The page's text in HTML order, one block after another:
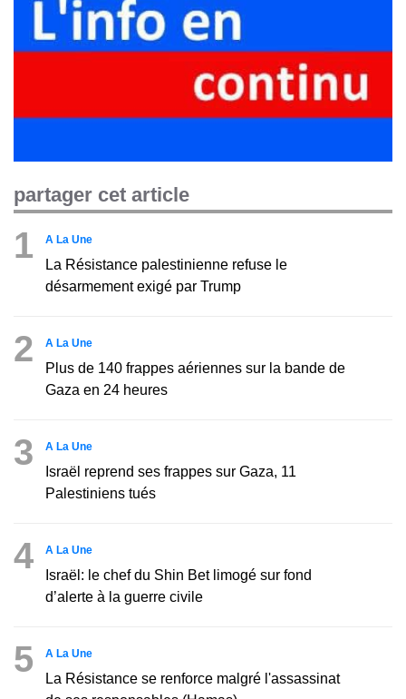
partager cet article
1 A La Une
La Résistance palestinienne refuse le
désarmement exigé par Trump
2 A La Une
Plus de 140 frappes aériennes sur la bande de
Gaza en 24 heures
3 A La Une
Israël reprend ses frappes sur Gaza, 11
Palestiniens tués
4 A La Une
Israël: le chef du Shin Bet limogé sur fond
d’alerte à la guerre civile
5 A La Une
La Résistance se renforce malgré l'assassinat